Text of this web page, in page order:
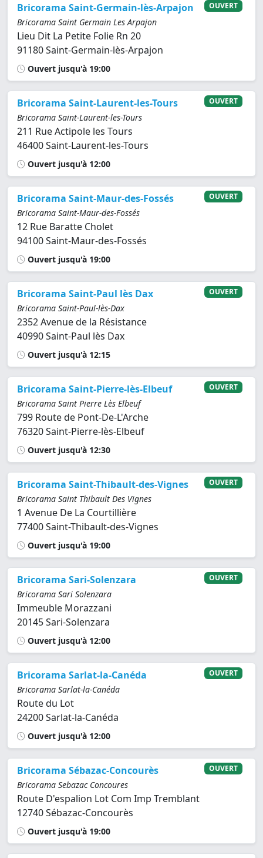
Bricorama Saint-Germain-lès-Arpajon
Bricorama Saint Germain Les Arpajon
Lieu Dit La Petite Folie Rn 20
91180 Saint-Germain-lès-Arpajon
OUVERT
Ouvert jusqu'à 19:00
Bricorama Saint-Laurent-les-Tours
Bricorama Saint-Laurent-les-Tours
211 Rue Actipole les Tours
46400 Saint-Laurent-les-Tours
OUVERT
Ouvert jusqu'à 12:00
Bricorama Saint-Maur-des-Fossés
Bricorama Saint-Maur-des-Fossés
12 Rue Baratte Cholet
94100 Saint-Maur-des-Fossés
OUVERT
Ouvert jusqu'à 19:00
Bricorama Saint-Paul lès Dax
Bricorama Saint-Paul-lès-Dax
2352 Avenue de la Résistance
40990 Saint-Paul lès Dax
OUVERT
Ouvert jusqu'à 12:15
Bricorama Saint-Pierre-lès-Elbeuf
Bricorama Saint Pierre Lès Elbeuf
799 Route de Pont-De-L'Arche
76320 Saint-Pierre-lès-Elbeuf
OUVERT
Ouvert jusqu'à 12:30
Bricorama Saint-Thibault-des-Vignes
Bricorama Saint Thibault Des Vignes
1 Avenue De La Courtillière
77400 Saint-Thibault-des-Vignes
OUVERT
Ouvert jusqu'à 19:00
Bricorama Sari-Solenzara
Bricorama Sari Solenzara
Immeuble Morazzani
20145 Sari-Solenzara
OUVERT
Ouvert jusqu'à 12:00
Bricorama Sarlat-la-Canéda
Bricorama Sarlat-la-Canéda
Route du Lot
24200 Sarlat-la-Canéda
OUVERT
Ouvert jusqu'à 12:00
Bricorama Sébazac-Concourès
Bricorama Sebazac Concoures
Route D'espalion Lot Com Imp Tremblant
12740 Sébazac-Concourès
OUVERT
Ouvert jusqu'à 19:00